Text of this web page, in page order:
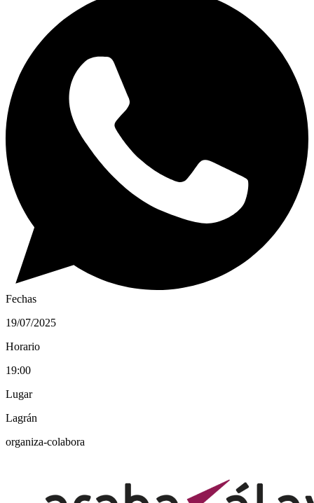
Fechas
19/07/2025
Horario
19:00
Lugar
Lagrán
organiza-colabora